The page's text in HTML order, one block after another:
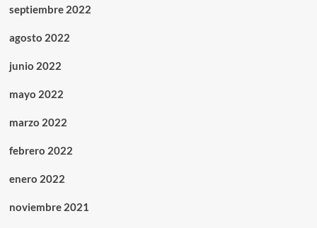
septiembre 2022
agosto 2022
junio 2022
mayo 2022
marzo 2022
febrero 2022
enero 2022
noviembre 2021